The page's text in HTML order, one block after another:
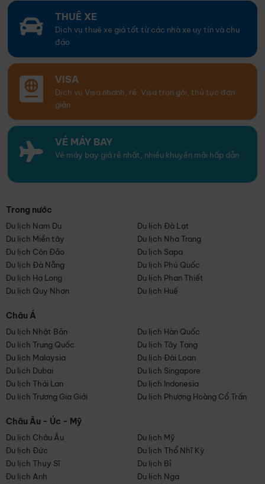
THUÊ XE
Dịch vụ thuê xe giá tốt từ các nhà xe uy tín và chu
đáo
VISA
Dịch vụ Visa nhanh, rẻ. Visa trọn gói, thủ tục đơn
giản
VÉ MÁY BAY
Vé máy bay giá rẻ nhất, nhiều khuyến mãi hấp dẫn
Trong nước
Du lịch Nam Du
Du lịch Đà Lạt
Du lịch Miền tây
Du lịch Nha Trang
Du lịch Côn Đảo
Du lịch Sapa
Du lịch Đà Nẵng
Du lịch Phú Quốc
Du lịch Hạ Long
Du lịch Phan Thiết
Du lịch Quy Nhơn
Du lịch Huế
Châu Á
Du lịch Nhật Bản
Du lịch Hàn Quốc
Du lịch Trung Quốc
Du lịch Tây Tạng
Du lịch Malaysia
Du lịch Đài Loan
Du lịch Dubai
Du lịch Singapore
Du lịch Thái Lan
Du lịch Indonesia
Du lịch Trương Gia Giới
Du lịch Phượng Hoàng Cổ Trấn
Châu Âu - Úc - Mỹ
Du lịch Châu Âu
Du lịch Mỹ
Du lịch Đức
Du lịch Thổ Nhĩ Kỳ
Du lịch Thụy Sĩ
Du lịch Bỉ
Du lịch Anh
Du lịch Nga